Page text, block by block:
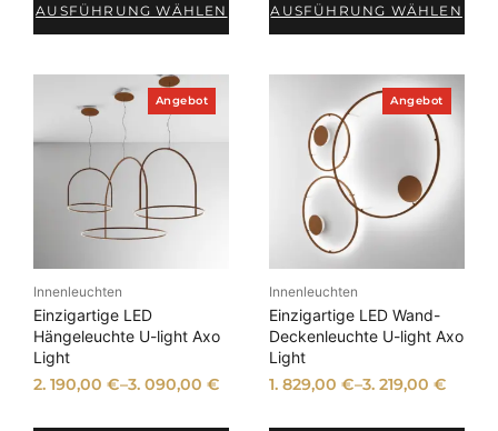
AUSFÜHRUNG WÄHLEN AUSFÜHRUNG WÄHLEN
AngebotP
r
Innenleuchten
Einzigartige LED
Hängeleuchte U-light Axo
Light
2. 190,00€–3. 090,00€
AngebotP
r
b
Innenleuchten
Einzigartige LED Wand-
Deckenleuchte U-light Axo
Light
1. 829,00 €–3. 219,00 €